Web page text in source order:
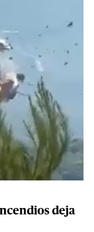
deja